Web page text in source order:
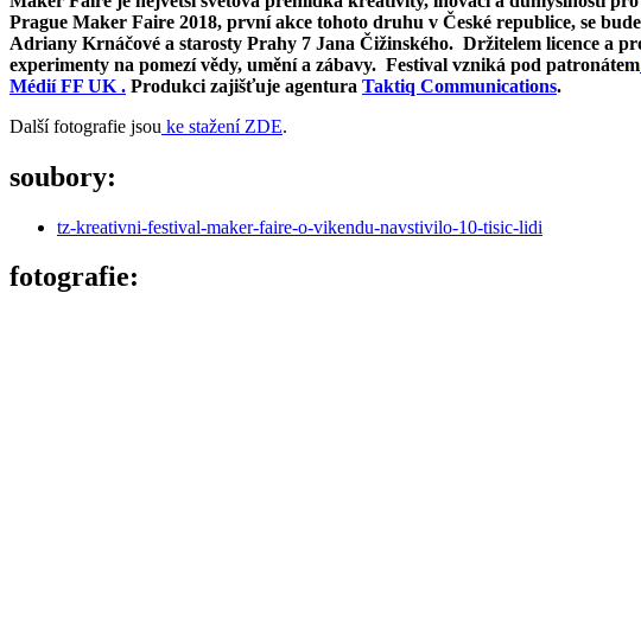
Prague Maker Faire 2018, první akce tohoto druhu v České republice, se
Adriany Krnáčové a starosty Prahy 7 Jana Čižinského. Držitelem licence a
experimenty na pomezí vědy, umění a zábavy. Festival vzniká pod patronátem
Médií FF UK . Produkci zajišťuje agentura Taktiq Communications.
Další fotografie jsou ke stažení ZDE.
soubory:
tz-kreativni-festival-maker-faire-o-vikendu-navstivilo-10-tisic-lidi
fotografie: